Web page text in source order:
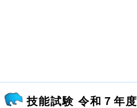
技能試験 令和７年度